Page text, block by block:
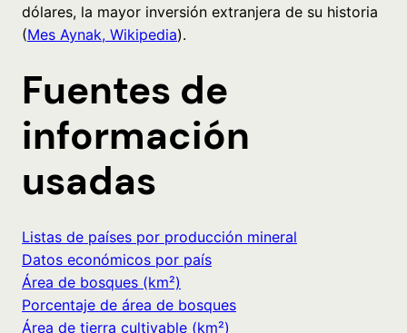
dólares, la mayor inversión extranjera de su historia
(Mes Aynak, Wikipedia).
Fuentes de
información
usadas
Listas de países por producción mineral
Datos económicos por país
Área de bosques (km²)
Porcentaje de área de bosques
Área de tierra cultivable (km²)